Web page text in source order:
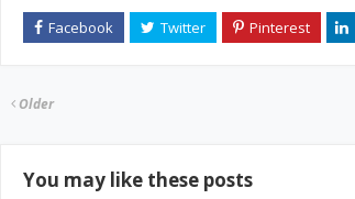
Older
You may like these posts